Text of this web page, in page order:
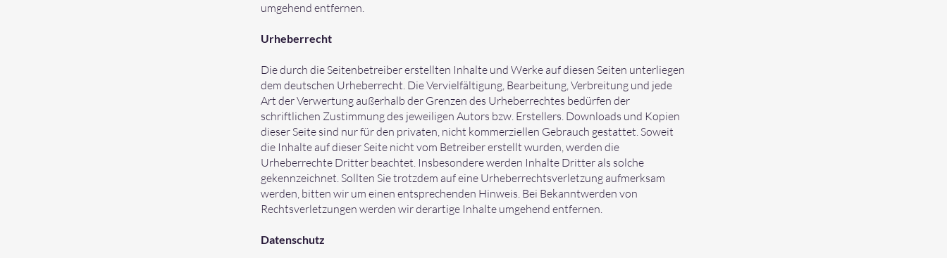
umgehend entfernen.
Urheberrecht
Die durch die Seitenbetreiber erstellten Inhalte und Werke auf diesen Seiten unterliegen
dem deutschen Urheberrecht. Die Vervielfältigung, Bearbeitung, Verbreitung und jede
Art der Verwertung außerhalb der Grenzen des Urheberrechtes bedürfen der
schriftlichen Zustimmung des jeweiligen Autors bzw. Erstellers. Downloads und Kopien
dieser Seite sind nur für den privaten, nicht kommerziellen Gebrauch gestattet. Soweit
die Inhalte auf dieser Seite nicht vom Betreiber erstellt wurden, werden die
Urheberrechte Dritter beachtet. Insbesondere werden Inhalte Dritter als solche
gekennzeichnet. Sollten Sie trotzdem auf eine Urheberrechtsverletzung aufmerksam
werden, bitten wir um einen entsprechenden Hinweis. Bei Bekanntwerden von
Rechtsverletzungen werden wir derartige Inhalte umgehend entfernen.
Datenschutz